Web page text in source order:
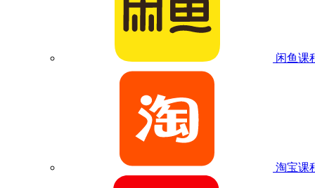
闲鱼课
淘宝课